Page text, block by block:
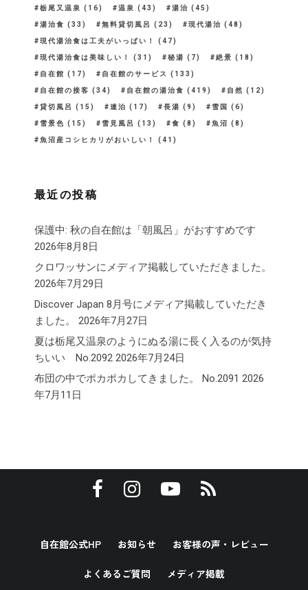
栃尾又温泉 (16) 温泉 (43) 湯治 (45)
湯治食 (33) 無料貸切風呂 (23) 現代湯治 (48)
現代湯治食は工夫がいっぱい！ (47)
現代湯治食は美味しい！ (31) 秘湯 (7) 絶景 (18)
自在館 (17) 自在館のサービス (133)
自在館の接客 (34) 自在館の湯治食 (419) 自然 (12)
貸切風呂 (15) 連泊 (17) 長湯 (9) 雪国 (6)
雪景色 (15) 雪見風呂 (13) 食 (8) 魚沼 (8)
魚沼産コシヒカリがおいしい！ (41)
最近の投稿
保護中: 秋の自在館は「朝風呂」がおすすめです
2026年8月8日
クロワッサンにメディア掲載していただきました。
2026年7月29日
Discover Japan 8月号にメディア掲載していただき
ました。
2026年7月27日
夏は栃尾又温泉のようにぬる湯に長く入るのが気持
ちいい No.2092 2026年7月24日
布団の中でポカポカしてきました。 No.2091 2026
年7月11日
自在館公式HP お知らせ お客様の声・レビュー
よくあるご質問 メディア掲載